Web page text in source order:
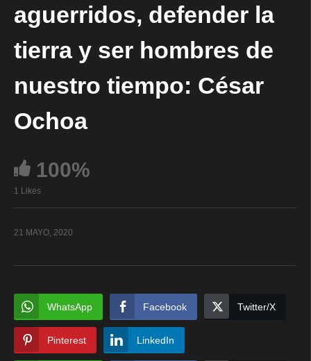
aguerridos, defender la
tierra y ser hombres de
nuestro tiempo: César
Ochoa
100%
1 Likes
21 MAYO, 2020
WhatsApp Facebook Twitter/X
Pinterest LinkedIn